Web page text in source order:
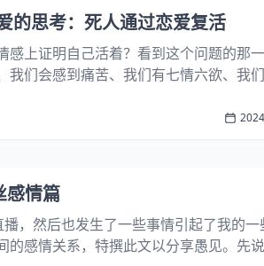
的思考：死人通过恋爱复活
感上证明自己活着？看到这个问题的那
我们会感到痛苦、我们有七情六欲、我
、下课，终日沉浸在学习上，我们能...
感情篇
，然后也发生了一些事情引起了我的
的感情关系，特撰此文以分享愚见。先